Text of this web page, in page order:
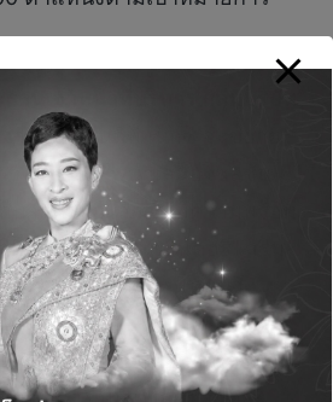
ว่า “โรงงานดีพี เน็กซ์ จะขยาย
าเวอร์ในการนำเสนอโซลูชัน
บลูกค้าทั่วโลก ซึ่งมีความพร้อม
ตและประกอบแบตเตอรี่ เสริม
กรรมที่แข็งแกร่ง โดยนำ
ละความเชี่ยวชาญใน
พื่อส่งมอบแบตเตอรี่คุณภาพสูง